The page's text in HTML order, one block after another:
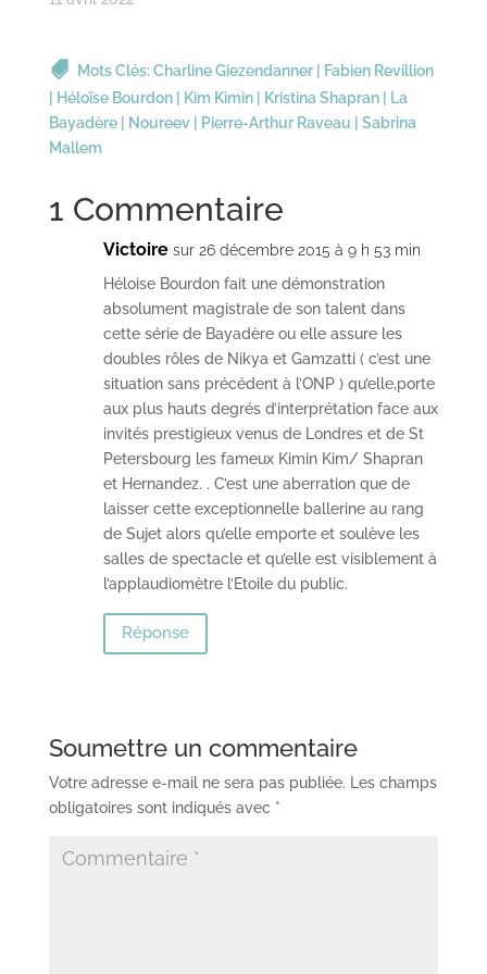
Mots Clés:Charline Giezendanner| Fabien Revillion
Héloïse Bourdon| Kim Kimin| Kristina Shapran|
La
Bayadère| Noureev| Pierre-Arthur Raveau
Sabrina
Mallem
1 Commentaire
Victoire sur 26 décembre 2015 à 9 h 53 min
Héloise Bourdon fait une démonstration
absolument magistrale de son talent dans
cette série de Bayadère ou elle assure les
doubles rôles de Nikya et Gamzatti ( c’est une
situation sans précédent à l’ONP ) qu’elle,porte
aux plus hauts degrés d’interprétation face aux
invités prestigieux venus de Londres et de St
Petersbourg les fameux Kimin Kim/ Shapran
et Hernandez. . C’est une aberration que de
laisser cette exceptionnelle ballerine au rang
de Sujet alors qu’elle emporte et soulève les
salles de spectacle et qu’elle est visiblement à
l’applaudiomètre l’Etoile du public.
Réponse
Soumettre un commentaire
Votre adresse e-mail ne sera pas publiée.
Les champs
obligatoires sont indiqués avec *